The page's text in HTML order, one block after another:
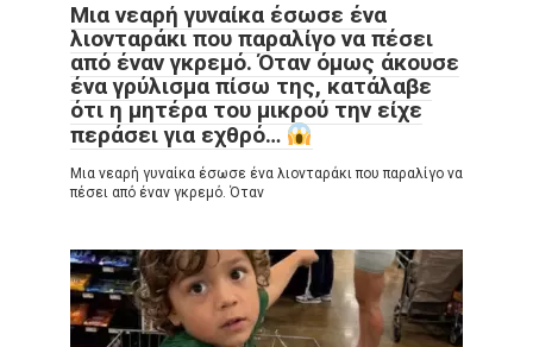
Μια νεαρή γυναίκα έσωσε ένα
λιονταράκι που παραλίγο να πέσει
από έναν γκρεμό. Όταν όμως άκουσε
ένα γρύλισμα πίσω της, κατάλαβε
ότι η μητέρα του μικρού την είχε
περάσει για εχθρό…
Μια νεαρή γυναίκα έσωσε ένα λιονταράκι που παραλίγο να
πέσει από έναν γκρεμό. Όταν